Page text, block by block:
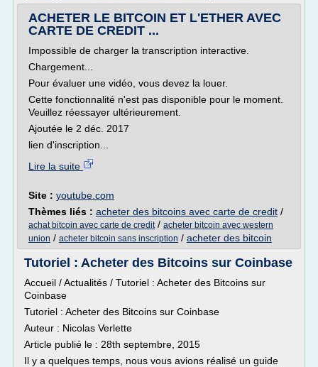
ACHETER LE BITCOIN ET L'ETHER AVEC
CARTE DE CREDIT ...
Impossible de charger la transcription interactive.
Chargement...
Pour évaluer une vidéo, vous devez la louer.
Cette fonctionnalité n'est pas disponible pour le moment.
Veuillez réessayer ultérieurement.
Ajoutée le 2 déc. 2017
lien d'inscription...
Lire la suite
Site : youtube.com
Thèmes liés : acheter des bitcoins avec carte de credit /
achat bitcoin avec carte de credit/ acheter bitcoin avec western
union / acheter bitcoin sans inscription / acheter des bitcoin
Tutoriel : Acheter des Bitcoins sur Coinbase
Accueil / Actualités / Tutoriel : Acheter des Bitcoins sur
Coinbase
Tutoriel : Acheter des Bitcoins sur Coinbase
Auteur : Nicolas Verlette
Article publié le : 28th septembre, 2015
Il y a quelques temps, nous vous avions réalisé un guide